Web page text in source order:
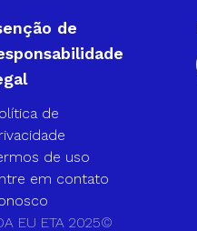
de
de
de uso
em contato
EU ETA 2025©